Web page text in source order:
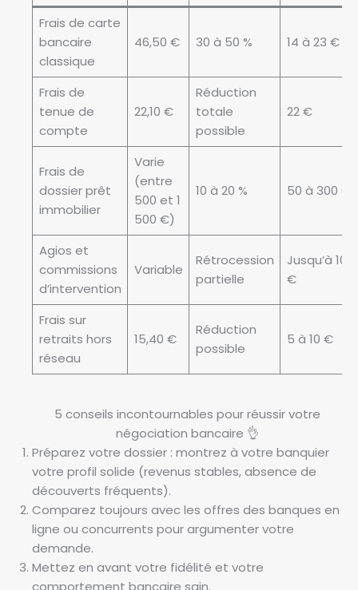
Frais de carte
bancaire
classique
46,50 € 30 à 50 % 14 à 23 €
Frais de
tenue de
compte
22,10 €
Réduction
totale
possible
22 €
Frais de
dossier prêt
immobilier
Varie
(entre
500 et 1
500 €)
10 à 20 % 50 à 300 €
Agios et
commissions
d’intervention
Variable
Rétrocession
partielle
Jusqu’à 100
€
Frais sur
retraits hors
réseau
15,40 €
Réduction
possible
5 à 10 €
5 conseils incontournables pour réussir votre
négociation bancaire 👌
Préparez votre dossier : montrez à votre banquier
votre profil solide (revenus stables, absence de
découverts fréquents).
Comparez toujours avec les offres des banques en
ligne ou concurrents pour argumenter votre
demande.
Mettez en avant votre fidélité et votre
comportement bancaire sain.